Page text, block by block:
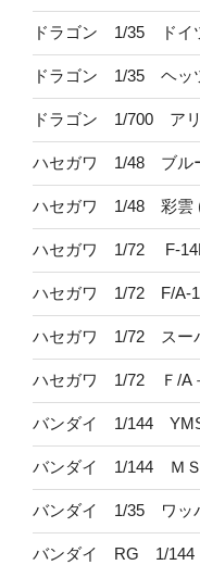
ドラゴン 1/35 ドイ
ドラゴン 1/35 ヘッ
ドラゴン 1/700 ア
ハセガワ 1/48 ブル
ハセガワ 1/48 彩雲
ハセガワ 1/72 F-
ハセガワ 1/72 F/A-
ハセガワ 1/72 スー
ハセガワ 1/72 Ｆ/A
バンダイ 1/144
バンダイ 1/144 ＭＳ
バンダイ 1/35 ワッ
バンダイ RG 1/144